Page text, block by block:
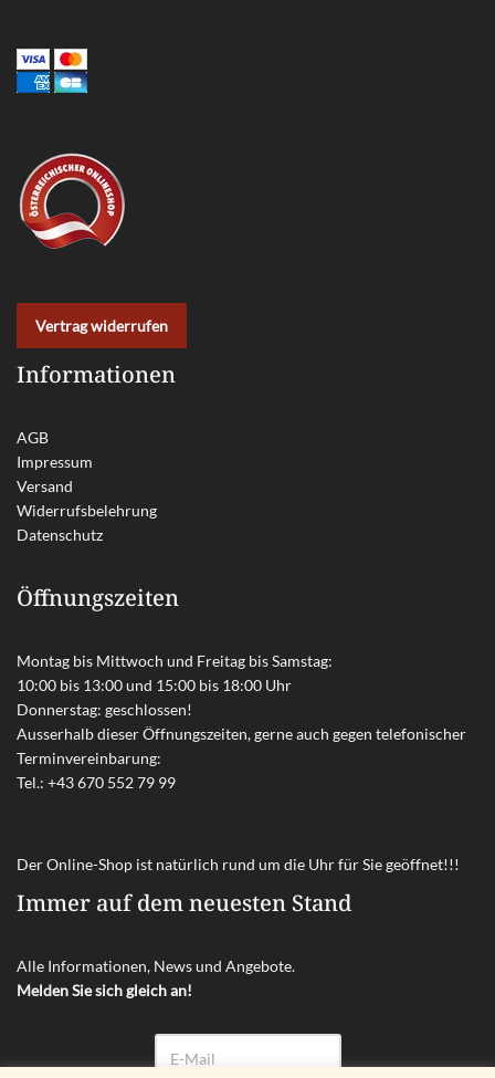
Vertrag widerrufen
Informationen
AGB
Impressum
Versand
Widerrufsbelehrung
Datenschutz
Öffnungszeiten
Montag bis Mittwoch und Freitag bis Samstag:
10:00 bis 13:00 und 15:00 bis 18:00 Uhr
Donnerstag: geschlossen!
Ausserhalb dieser Öffnungszeiten, gerne auch gegen telefonischer
Terminvereinbarung:
Tel.: +43 670 552 79 99
Der Online-Shop ist natürlich rund um die Uhr für Sie geöffnet!!!
Immer auf dem neuesten Stand
Alle Informationen, News und Angebote.
Melden Sie sich gleich an!